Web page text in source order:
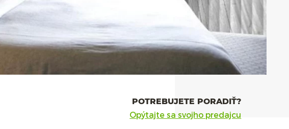
POTREBUJETE PORADIŤ?
Opýtajte sa svojho predajcu